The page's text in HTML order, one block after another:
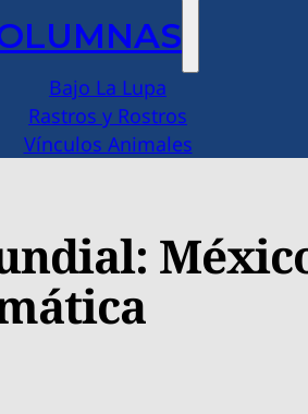
Bajo La Lupa
Rastros y Rostros
Vínculos Animales